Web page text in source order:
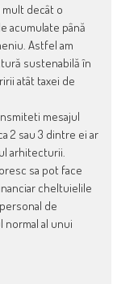
decât o
acumulate până
Astfel am
sustenabilă în
atât taxei de
mesajul
2 sau 3 dintre ei ar
arhitecturii.
sa pot face
cheltuielile
de
al unui